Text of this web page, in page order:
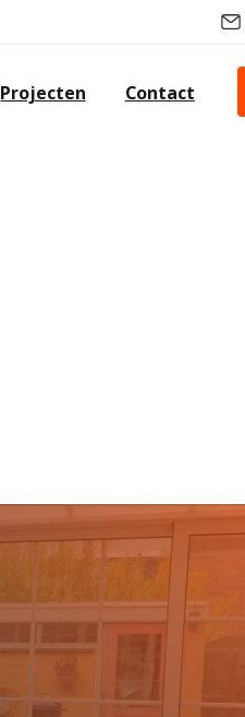
Projecten Contact